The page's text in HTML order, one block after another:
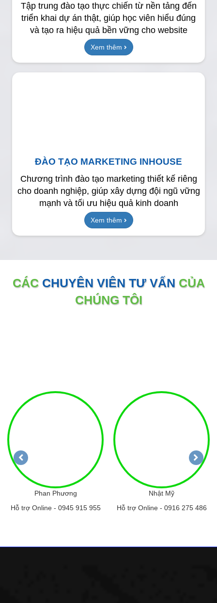
Tập trung đào tạo thực chiến từ nền tảng đến
triển khai dự án thật, giúp học viên hiểu đúng
và tạo ra hiệu quả bền vững cho website
Xem thêm
ĐÀO TẠO MARKETING INHOUSE
Chương trình đào tạo marketing thiết kế riêng
cho doanh nghiệp, giúp xây dựng đội ngũ vững
mạnh và tối ưu hiệu quả kinh doanh
Xem thêm
CÁC CHUYÊN VIÊN TƯ VẤN CỦA
CHÚNG TÔI
Phan Phương
Hỗ trợ Online - 0945 915 955
Nhật Mỹ
Hỗ trợ Online - 0916 275 486